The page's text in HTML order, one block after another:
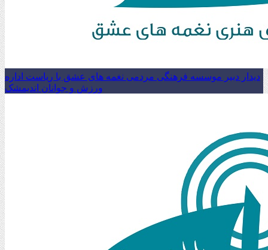
دیدار دبیر موسسه فرهنگی مردمی نغمه های عشق با ریاست اداره
ورزش و جوانان اندیمشک